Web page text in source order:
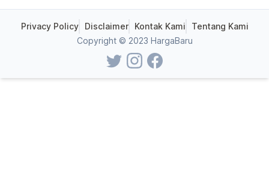
Copyright © 2023 HargaBaru
Privacy Policy Disclaimer Kontak Kami Tentang Kami